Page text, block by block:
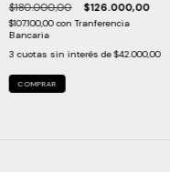
$180.000,00 $126.000,00
$107.100,00con Tranferencia
Bancaria
3 cuotas sin interés de$42.000,00
COMPRAR